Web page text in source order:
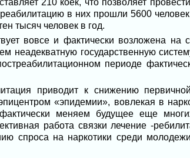
210 коек, что позволяет
в них прошли 5600
тысяч человек в год.
вовсе и фактически возложена
неадекватную государственную
периоде
приводит к снижению
«эпидемии», вовлекая в
меняем будущее еще
работа связки лечение -
спроса на наркотики среди